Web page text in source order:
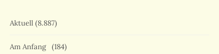
Aktuell (8.887)
Am Anfang (184)